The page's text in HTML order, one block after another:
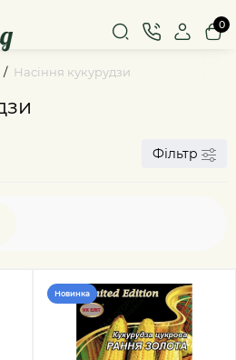
0
Насіння кукурудзи
Фільтр
Новинка